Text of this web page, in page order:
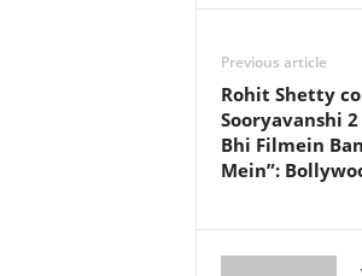
Previous article
Rohit Shetty
Sooryavanshi
Bhi Filmein
Mein”: